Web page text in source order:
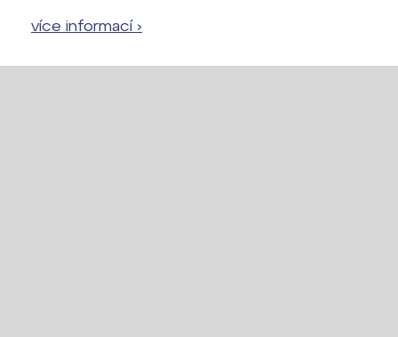
více informací ›